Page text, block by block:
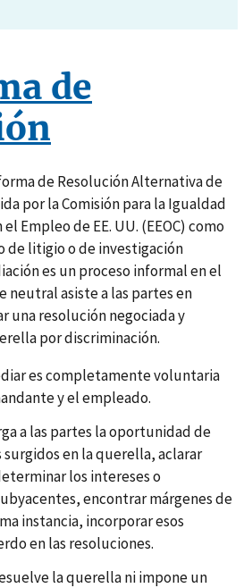
de
de Resolución Alternativa de
por la Comisión para la Igualdad
Empleo de EE. UU. (EEOC) como
de litigio o de investigación
es un proceso informal en el
neutral asiste a las partes en
una resolución negociada y
por discriminación.
es completamente voluntaria
y el empleado.
a las partes la oportunidad de
en la querella, aclarar
los intereses o
encontrar márgenes de
instancia, incorporar esos
en las resoluciones.
la querella ni impone un